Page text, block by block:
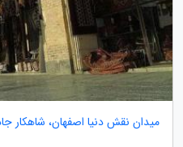
میدان نقش دنیا اصفهان، شاهکار